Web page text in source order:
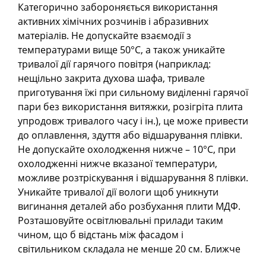
Категорично забороняється використання
активних хімічних розчинів і абразивних
матеріалів. Не допускайте взаємодії з
температурами вище 50°С, а також уникайте
тривалої дії гарячого повітря (наприклад:
нещільно закрита духова шафа, тривале
приготування їжі при сильному виділенні гарячої
пари без використання витяжки, розігріта плита
упродовж тривалого часу і ін.), це може привести
до оплавлення, здуття або відшарування плівки.
Не допускайте охолодження нижче – 10°С, при
охолодженні нижче вказаної температури,
можливе розтріскування і відшарування 8 плівки.
Уникайте тривалої дії вологи щоб уникнути
вигинання деталей або розбухання плити МДФ.
Розташовуйте освітлювальні прилади таким
чином, що б відстань між фасадом і
світильником складала не менше 20 см. Ближче